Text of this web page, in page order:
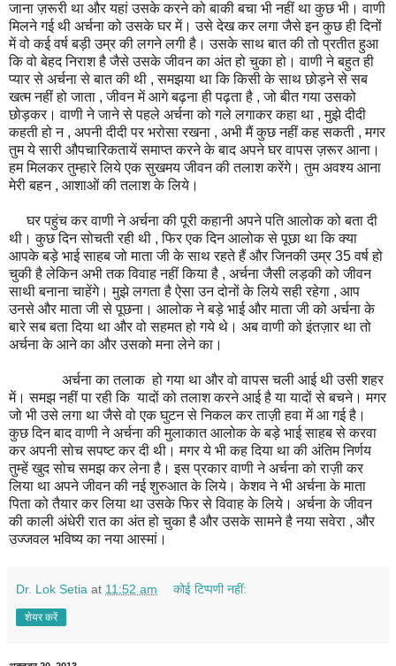
जाना ज़रूरी था और यहां उसके करने को बाकी बचा भी नहीं था कुछ भी। वाणी
मिलने गई थी अर्चना को उसके घर में। उसे देख कर लगा जैसे इन कुछ ही दिनों
में वो कई वर्ष बड़ी उम्र की लगने लगी है। उसके साथ बात की तो प्रतीत हुआ
कि वो बेहद निराश है जैसे उसके जीवन का अंत हो चुका हो। वाणी ने बहुत ही
प्यार से अर्चना से बात की थी , समझया था कि किसी के साथ छोड़ने से सब
खत्म नहीं हो जाता , जीवन में आगे बढ़ना ही पढ़ता है , जो बीत गया उसको
छोड़कर। वाणी ने जाने से पहले अर्चना को गले लगाकर कहा था , मुझे दीदी
कहती हो न , अपनी दीदी पर भरोसा रखना , अभी मैं कुछ नहीं कह सकती , मगर
तुम ये सारी औपचारिकतायें समाप्त करने के बाद अपने घर वापस ज़रूर आना।
हम मिलकर तुम्हारे लिये एक सुखमय जीवन की तलाश करेंगे। तुम अवश्य आना
मेरी बहन , आशाओं की तलाश के लिये।
घर पहुंच कर वाणी ने अर्चना की पूरी कहानी अपने पति आलोक को बता दी
थी। कुछ दिन सोचती रही थी , फिर एक दिन आलोक से पूछा था कि क्या
आपके बड़े भाई साहब जो माता जी के साथ रहते हैं और जिनकी उम्र 35 वर्ष हो
चुकी है लेकिन अभी तक विवाह नहीं किया है , अर्चना जैसी लड़की को जीवन
साथी बनाना चाहेंगे। मुझे लगता है ऐसा उन दोनों के लिये सही रहेगा , आप
उनसे और माता जी से पूछना। आलोक ने बड़े भाई और माता जी को अर्चना के
बारे सब बता दिया था और वो सहमत हो गये थे। अब वाणी को इंतज़ार था तो
अर्चना के आने का और उसको मना लेने का।
अर्चना का तलाक हो गया था और वो वापस चली आई थी उसी शहर
में। समझ नहीं पा रही कि यादों को तलाश करने आई है या यादों से बचने। मगर
जो भी उसे लगा था जैसे वो एक घुटन से निकल कर ताज़ी हवा में आ गई है।
कुछ दिन बाद वाणी ने अर्चना की मुलाकात आलोक के बड़े भाई साहब से करवा
कर अपनी सोच सपष्ट कर दी थी। मगर ये भी कह दिया था की अंतिम निर्णय
तुम्हें खुद सोच समझ कर लेना है। इस प्रकार वाणी ने अर्चना को राज़ी कर
लिया था अपने जीवन की नई शुरुआत के लिये। केशव ने भी अर्चना के माता
पिता को तैयार कर लिया था उसके फिर से विवाह के लिये। अर्चना के जीवन
की काली अंधेरी रात का अंत हो चुका है और उसके सामने है नया सवेरा , और
उज्जवल भविष्य का नया आस्मां।
Dr. Lok Setia at 11:52 am कोई टिप्पणी नहीं:
शेयर करें